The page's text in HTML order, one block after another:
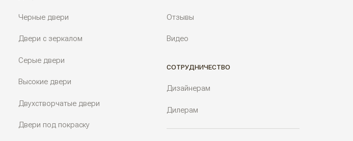
Черные двери
Двери с зеркалом
Серые двери
Высокие двери
Двухстворчатые двери
Двери под покраску
Отзывы
Видео
СОТРУДНИЧЕСТВО
Дизайнерам
Дилерам